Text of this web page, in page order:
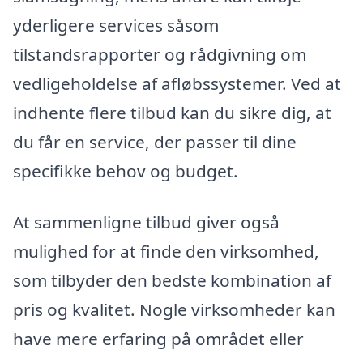
yderligere services såsom
tilstandsrapporter og rådgivning om
vedligeholdelse af afløbssystemer. Ved at
indhente flere tilbud kan du sikre dig, at
du får en service, der passer til dine
specifikke behov og budget.
At sammenligne tilbud giver også
mulighed for at finde den virksomhed,
som tilbyder den bedste kombination af
pris og kvalitet. Nogle virksomheder kan
have mere erfaring på området eller